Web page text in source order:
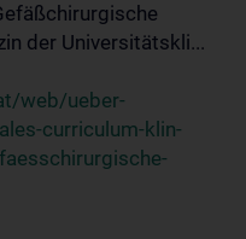
der Universitätskli...
web/ueber-
curriculum-klin-